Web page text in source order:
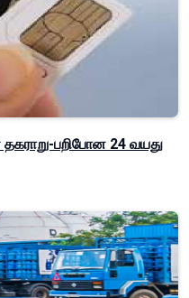
பறிபோன 24 வயது